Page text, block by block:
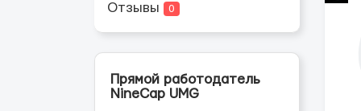
Отзывы 0
Прямой работодатель
NineCap UMG